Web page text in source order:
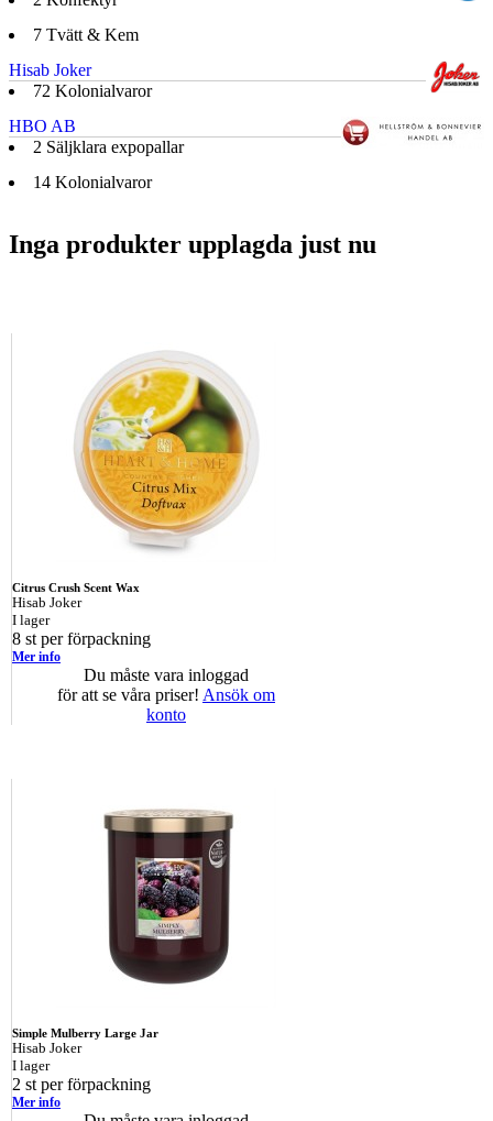
7 Tvätt & Kem
Hisab Joker
72 Kolonialvaror
HBO AB
2 Säljklara expopallar
14 Kolonialvaror
Inga produkter upplagda just nu
Citrus Crush Scent Wax
Hisab Joker
I lager
8 st per förpackning
Mer info
Du måste vara inloggad
för att se våra priser! Ansök om
konto
Simple Mulberry Large Jar
Hisab Joker
I lager
2 st per förpackning
Mer info